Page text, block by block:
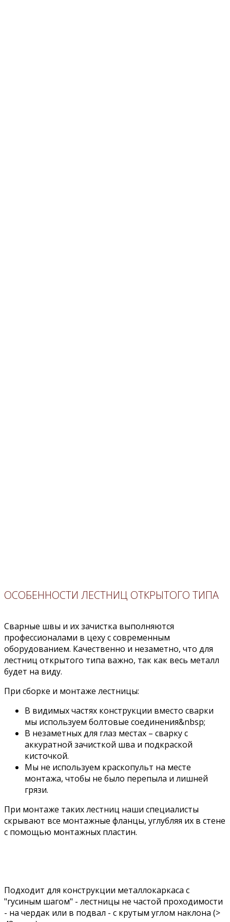
ОСОБЕННОСТИ ЛЕСТНИЦ ОТКРЫТОГО ТИПА
Сварные швы и их зачистка выполняются
профессионалами в цеху с современным
оборудованием. Качественно и незаметно, что для
лестниц открытого типа важно, так как весь металл
будет на виду.
При сборке и монтаже лестницы:
В видимых частях конструкции вместо сварки
мы используем болтовые соединения&nbsp;
В незаметных для глаз местах – сварку с
аккуратной зачисткой шва и подкраской
кисточкой.
Мы не используем краскопульт на месте
монтажа, чтобы не было перепыла и лишней
грязи.
При монтаже таких лестниц наши специалисты
скрывают все монтажные фланцы, углубляя их в стене
с помощью монтажных пластин.
Подходит для конструкции металлокаркаса с
"гусиным шагом" - лестницы не частой проходимости
- на чердак или в подвал - с крутым углом наклона (>